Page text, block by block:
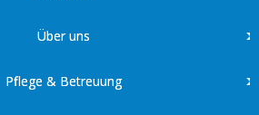
Über uns
Pflege & Betreuung